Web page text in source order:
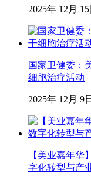
2025年 12月 15
国家卫健委：
细胞治疗活动
2025年 12月 9日
【美业嘉年华
字化转型与产